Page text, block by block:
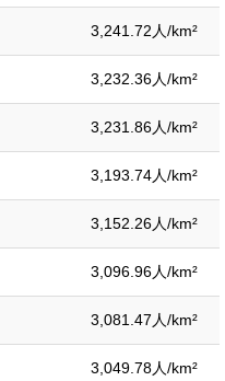
3,241.72人/km²
3,232.36人/km²
3,231.86人/km²
3,193.74人/km²
3,152.26人/km²
3,096.96人/km²
3,081.47人/km²
3,049.78人/km²